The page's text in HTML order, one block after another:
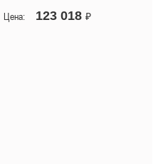
Цена: 123 018 ₽